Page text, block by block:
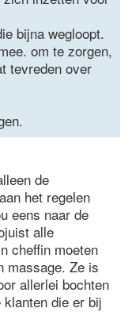
bijna wegloopt.
om te zorgen,
tevreden over
de
het regelen
eens naar de
alle
cheffin moeten
massage. Ze is
allerlei bochten
die er bij